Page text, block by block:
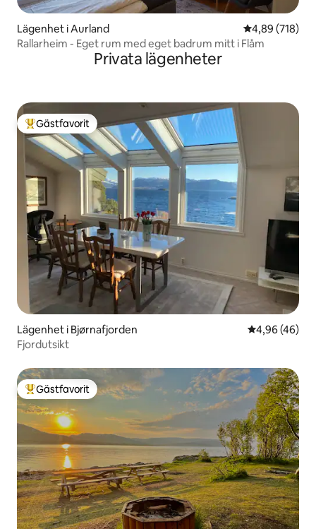
Lägenhet i Aurland 4,89 av 5 i
4,89 (718)
Rallarheim - Eget rum med eget badrum mitt i Flåm
Privata lägenheter
Populär gästfavorit
Gästfavorit
Lägenhet i Bjørnafjorden 4,96 av 5 i
4,96 (46)
Fjordutsikt
Populär gästfavorit
Gästfavorit